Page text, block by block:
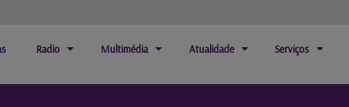
Radio Multimédia Atualidade Serviços